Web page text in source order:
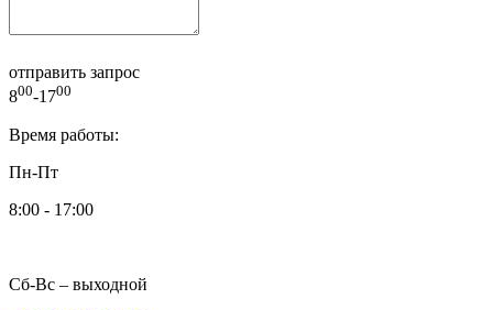
отправить запрос
800-1700
Время работы:
Пн-Пт
8:00 - 17:00
Сб-Вс – выходной